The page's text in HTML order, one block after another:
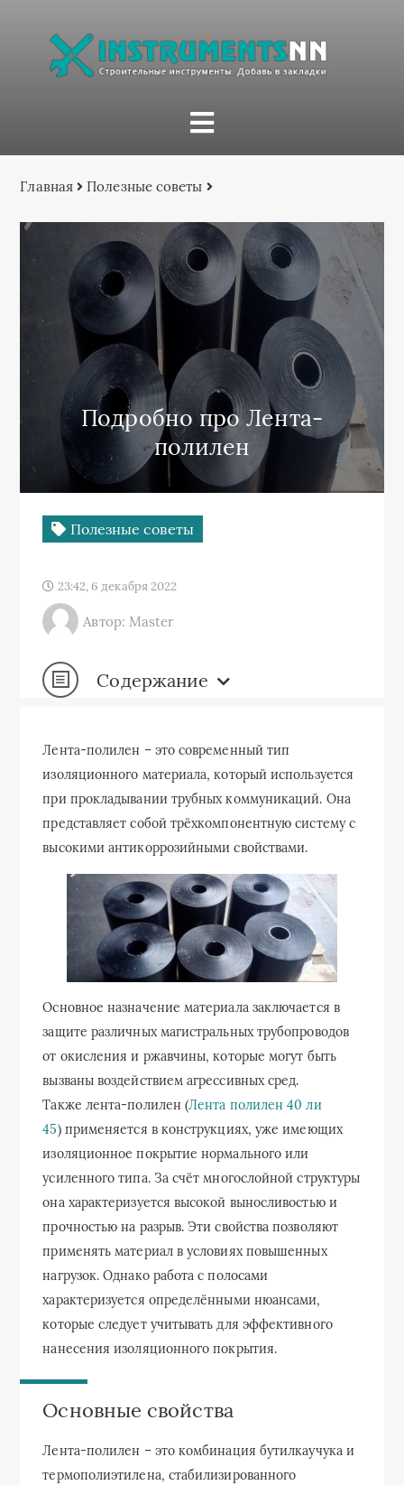
Главная Полезные советы
Подробно про Лента-
полилен
Полезные советы
23:42, 6 декабря 2022
Автор: Master
Содержание
Лента-полилен – это современный тип
изоляционного материала, который используется
при прокладывании трубных коммуникаций. Она
представляет собой трёхкомпонентную систему с
высокими антикоррозийными свойствами.
Основное назначение материала заключается в
защите различных магистральных трубопроводов
от окисления и ржавчины, которые могут быть
вызваны воздействием агрессивных сред.
Также лента-полилен (Лента полилен 40 ли
45) применяется в конструкциях, уже имеющих
изоляционное покрытие нормального или
усиленного типа. За счёт многослойной структуры
она характеризуется высокой выносливостью и
прочностью на разрыв. Эти свойства позволяют
применять материал в условиях повышенных
нагрузок. Однако работа с полосами
характеризуется определёнными нюансами,
которые следует учитывать для эффективного
нанесения изоляционного покрытия.
Основные свойства
Лента-полилен – это комбинация бутилкаучука и
термополиэтилена, стабилизированного